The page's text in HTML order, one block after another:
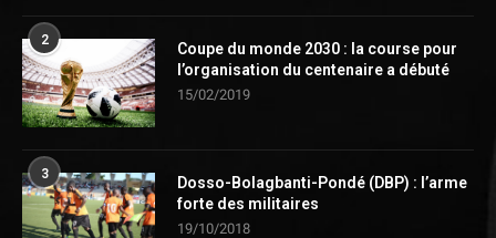
2
Coupe du monde 2030 : la course pour
l’organisation du centenaire a débuté
15/02/2019
3
Dosso-Bolagbanti-Pondé (DBP) : l’arme
forte des militaires
19/10/2018